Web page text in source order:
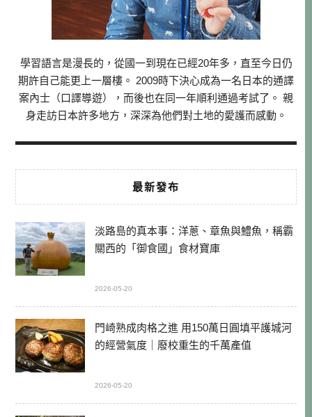
學習語言是漫長的，從國一到現在已經20年多，直至今日仍
期許自己能更上一層樓。 2009時下決心成為一名日本的通譯
案內士（口譯導遊），而後也在同一年順利通過考試了。 親
身走訪日本許多地方，深深為他們對土地的愛護而感動。
最新發布
淡路島的真本事：洋蔥、章魚與鱧魚，稱霸
關西的「御食國」食材寶庫
2026-05-20
門崎熟成肉格之進 用150萬日圓填平護城河
的經營氣度｜廢校重生的千萬產值
2026-05-20